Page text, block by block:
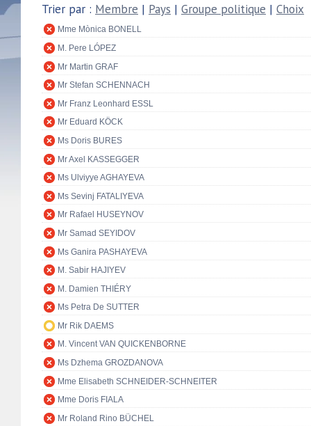
Trier par : Membre | Pays | Groupe politique | Choix
Mme Mònica BONELL
M. Pere LÓPEZ
Mr Martin GRAF
Mr Stefan SCHENNACH
Mr Franz Leonhard ESSL
Mr Eduard KÖCK
Ms Doris BURES
Mr Axel KASSEGGER
Ms Ulviyye AGHAYEVA
Ms Sevinj FATALIYEVA
Mr Rafael HUSEYNOV
Mr Samad SEYIDOV
Ms Ganira PASHAYEVA
M. Sabir HAJIYEV
M. Damien THIÉRY
Ms Petra De SUTTER
Mr Rik DAEMS
M. Vincent VAN QUICKENBORNE
Ms Dzhema GROZDANOVA
Mme Elisabeth SCHNEIDER-SCHNEITER
Mme Doris FIALA
Mr Roland Rino BÜCHEL